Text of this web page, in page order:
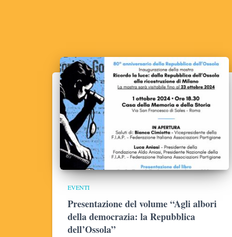
EVENTI
Presentazione del volume “Agli albori
della democrazia: la Repubblica
dell’Ossola”